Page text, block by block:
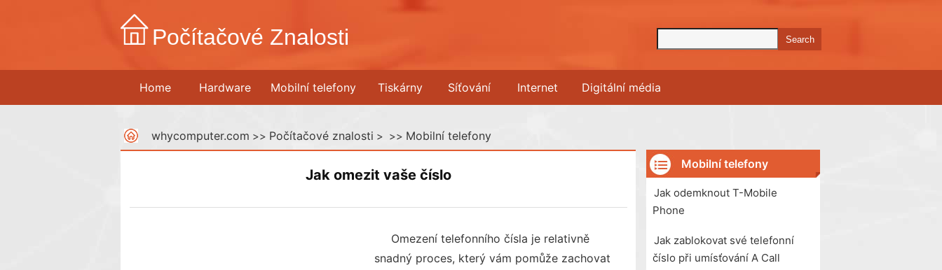
Počítačové Znalosti
Home Hardware Mobilní telefony Tiskárny Síťování Internet Digitální média
whycomputer.com >> Počítačové znalosti > >> Mobilní telefony
Jak omezit vaše číslo
Omezení telefonního čísla je relativně
snadný proces, který vám pomůže zachovat
Mobilní telefony
Jak odemknout T-Mobile
Phone
Jak zablokovat své telefonní
číslo při umísťování A Call